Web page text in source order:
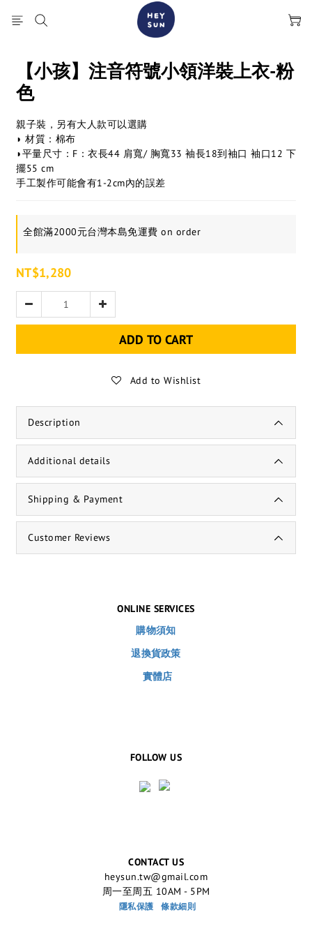
【小孩】注音符號小領洋裝上衣-粉
色
親子裝，另有大人款可以選購
◗ 材質：棉布
◗平量尺寸：F：衣長44 肩寬/ 胸寬33 袖長18到袖口 袖口12 下
擺55 cm
手工製作可能會有1-2cm內的誤差
全館滿2000元台灣本島免運費 on order
NT$1,280
ADD TO CART
Add to Wishlist
Description
Additional details
Shipping & Payment
Customer Reviews
ONLINE SERVICES
購物須知
退換貨政策
實體店
FOLLOW US
CONTACT US
heysun.tw@gmail.com
周一至周五 10AM - 5PM
隱私保護 條款細則